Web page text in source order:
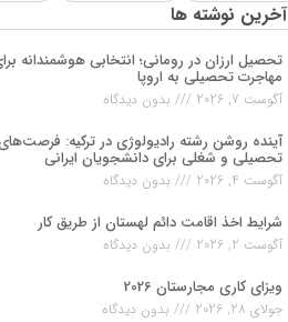
آخرین نوشته ها
تحصیل ارزان در رومانی؛ انتخابی هوشمندانه
مهاجرت تحصیلی به اروپا
آگوست 7, 2026 بدون دیدگاه
آینده روشن رشته رادیولوژی در ترکیه:
تحصیلی و شغلی برای دانشجویان ایرانی
آگوست 4, 2026 بدون دیدگاه
شرایط اخذ اقامت دائم لهستان از طریق کار
آگوست 2, 2026 بدون دیدگاه
ویزای کاری مجارستان 2026
جولای 28, 2026 بدون دیدگاه